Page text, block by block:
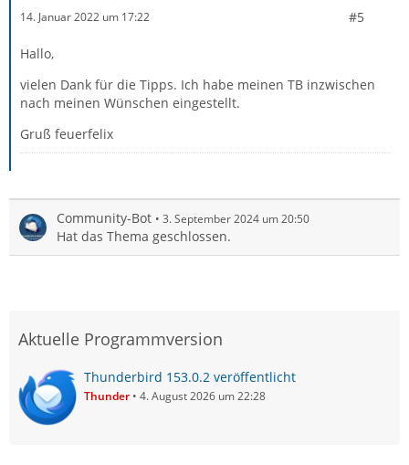
14. Januar 2022 um 17:22 #5
Hallo,
vielen Dank für die Tipps. Ich habe meinen TB inzwischen
nach meinen Wünschen eingestellt.
Gruß feuerfelix
Community-Bot 3. September 2024 um 20:50
Hat das Thema geschlossen.
Aktuelle Programmversion
Thunderbird 153.0.2 veröffentlicht
Thunder 4. August 2026 um 22:28